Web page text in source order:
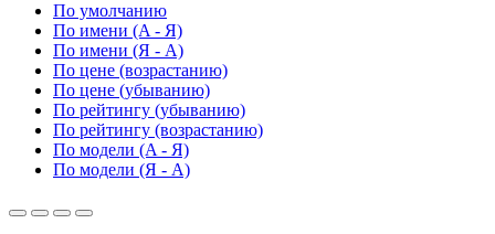
По умолчанию
По имени (A - Я)
По имени (Я - A)
По цене (возрастанию)
По цене (убыванию)
По рейтингу (убыванию)
По рейтингу (возрастанию)
По модели (A - Я)
По модели (Я - A)